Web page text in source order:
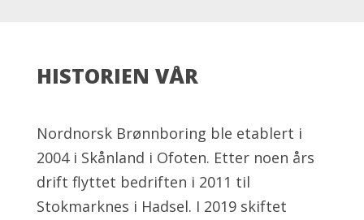
HISTORIEN VÅR
Nordnorsk Brønnboring ble etablert i
2004 i Skånland i Ofoten. Etter noen års
drift flyttet bedriften i 2011 til
Stokmarknes i Hadsel. I 2019 skiftet